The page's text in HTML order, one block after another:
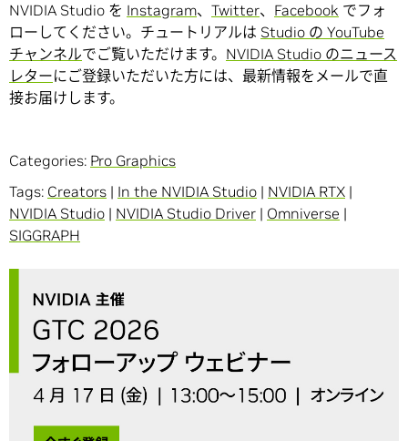
NVIDIA Studio を Instagram、 Twitter、 Facebook でフォ
ローしてください。チュートリアルは Studio の YouTube
チャンネルでご覧いただけます。 NVIDIA Studio のニュース
レターにご登録いただいた方には、最新情報をメールで直
接お届けします。
Categories: Pro Graphics
Tags: Creators | In the NVIDIA Studio | NVIDIA RTX |
NVIDIA Studio | NVIDIA Studio Driver | Omniverse |
SIGGRAPH